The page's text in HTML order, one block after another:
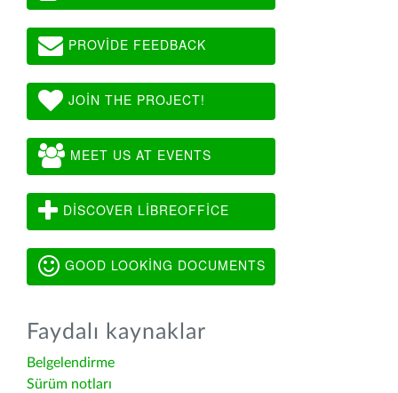
PROVIDE FEEDBACK
JOIN THE PROJECT!
MEET US AT EVENTS
DISCOVER LIBREOFFICE
GOOD LOOKING DOCUMENTS
Faydalı kaynaklar
Belgelendirme
Sürüm notları